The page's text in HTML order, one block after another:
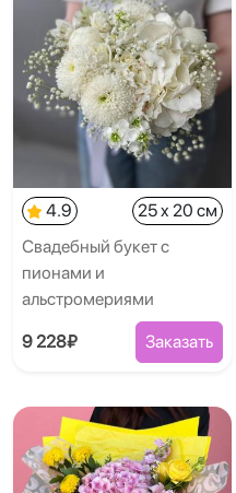
4.9
25 x 20 см
Свадебный букет с
пионами и
альстромериями
9 228₽ Заказать